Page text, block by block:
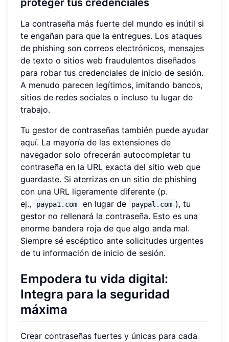
proteger tus credenciales
La contraseña más fuerte del mundo es inútil si
te engañan para que la entregues. Los ataques
de phishing son correos electrónicos, mensajes
de texto o sitios web fraudulentos diseñados
para robar tus credenciales de inicio de sesión.
A menudo parecen legítimos, imitando bancos,
sitios de redes sociales o incluso tu lugar de
trabajo.
Tu gestor de contraseñas también puede ayudar
aquí. La mayoría de las extensiones de
navegador solo ofrecerán autocompletar tu
contraseña en la URL exacta del sitio web que
guardaste. Si aterrizas en un sitio de phishing
con una URL ligeramente diferente (p.
ej.,
paypa1.com en lugar de paypal.com ), tu
gestor no rellenará la contraseña. Esto es una
enorme bandera roja de que algo anda mal.
Siempre sé escéptico ante solicitudes urgentes
de tu información de inicio de sesión.
Empodera tu vida digital:
Integra para la seguridad
máxima
Crear contraseñas fuertes y únicas para cada